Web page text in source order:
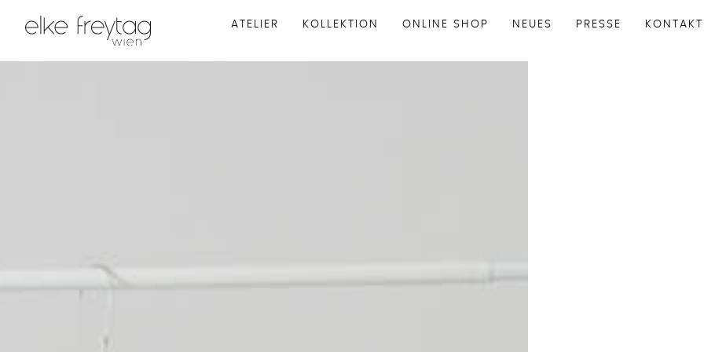
ATELIER KOLLEKTION ONLINE SHOP NEUES PRESSE KONTAKT